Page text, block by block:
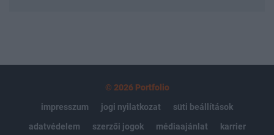
© 2026 Portfolio
impresszum
jogi nyilatkozat
süti beállítások
adatvédelem
szerzői jogok médiaajánlat
karrier